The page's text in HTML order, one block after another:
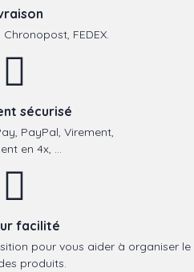
Chronopost, FEDEX.
sécurisé
PayPal, Virement,
en 4x, ...
facilité
pour vous aider à organiser le
produits.